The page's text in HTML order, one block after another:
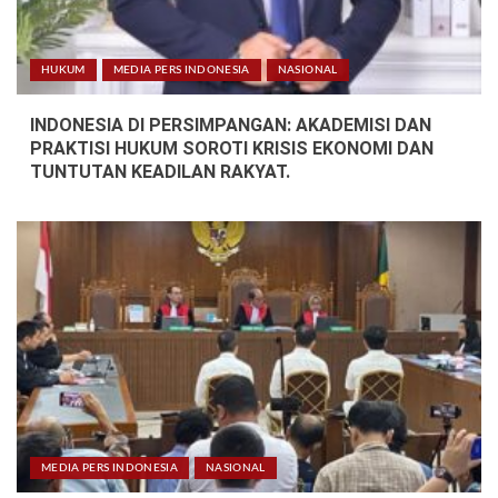
HUKUM MEDIA PERS INDONESIA NASIONAL
INDONESIA DI PERSIMPANGAN: AKADEMISI DAN
PRAKTISI HUKUM SOROTI KRISIS EKONOMI DAN
TUNTUTAN KEADILAN RAKYAT.
MEDIA PERS INDONESIA NASIONAL